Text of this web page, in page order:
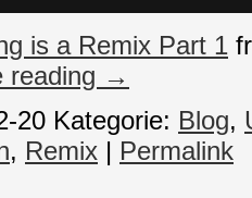
is a Remix Part 1
reading →
20 Kategorie: Blog,
, Remix | Permalink